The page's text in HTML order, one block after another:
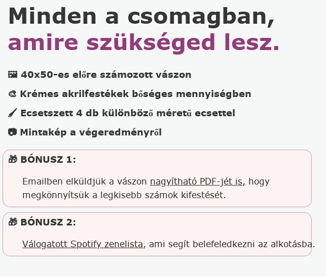
Minden a csomagban,
amire szükséged lesz.
🖼️ 40x50-es előre számozott vászon
🎨 Krémes akrilfestékek bőséges mennyiségben
🖌️ Ecsetszett 4 db különböző méretű ecsettel
📷 Mintakép a végeredményről
🎁 BÓNUSZ 1:
Emailben elküldjük a vászon nagyítható PDF-jét is, hogy
megkönnyítsük a legkisebb számok kifestését.
🎁 BÓNUSZ 2:
Válogatott Spotify zenelista, ami segít belefeledkezni az alkotásba.